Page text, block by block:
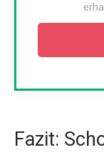
Fazit: